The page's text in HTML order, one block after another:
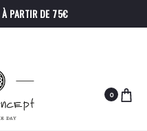
À PARTIR DE 75€
0